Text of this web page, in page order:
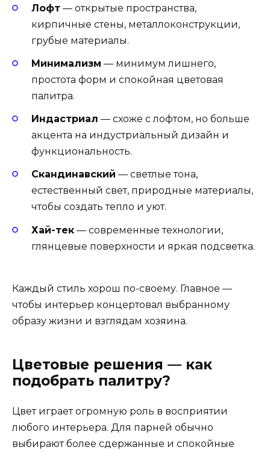
Лофт — открытые пространства,
кирпичные стены, металлоконструкции,
грубые материалы.
Минимализм — минимум лишнего,
простота форм и спокойная цветовая
палитра.
Индастриал — схоже с лофтом, но больше
акцента на индустриальный дизайн и
функциональность.
Скандинавский — светлые тона,
естественный свет, природные материалы,
чтобы создать тепло и уют.
Хай-тек — современные технологии,
глянцевые поверхности и яркая подсветка.
Каждый стиль хорош по-своему. Главное —
чтобы интерьер концертовал выбранному
образу жизни и взглядам хозяина.
Цветовые решения — как
подобрать палитру?
Цвет играет огромную роль в восприятии
любого интерьера. Для парней обычно
выбирают более сдержанные и спокойные